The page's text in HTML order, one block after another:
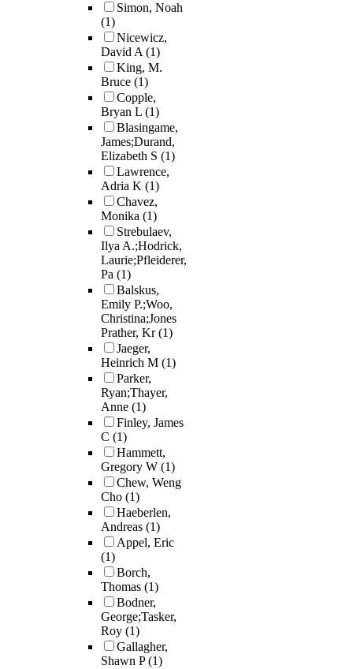
Simon, Noah
(1)
Nicewicz,
David A(1)
King, M.
Bruce (1)
Copple,
Bryan L (1)
Blasingame,
James;Durand,
Elizabeth S (1)
Lawrence,
Adria K (1)
Chavez,
Monika (1)
Strebulaev,
Ilya A.;Hodrick,
Laurie;Pfleiderer,
Pa (1)
Balskus,
Emily P.;Woo,
Christina;Jones
Prather, Kr(1)
Jaeger,
Heinrich M (1)
Parker,
Ryan;Thayer,
Anne (1)
Finley, James
C (1)
Hammett,
Gregory W (1)
Chew, Weng
Cho (1)
Haeberlen,
Andreas (1)
Appel, Eric
(1)
Borch,
Thomas (1)
Bodner,
George;Tasker,
Roy (1)
Gallagher,
Shawn P(1)